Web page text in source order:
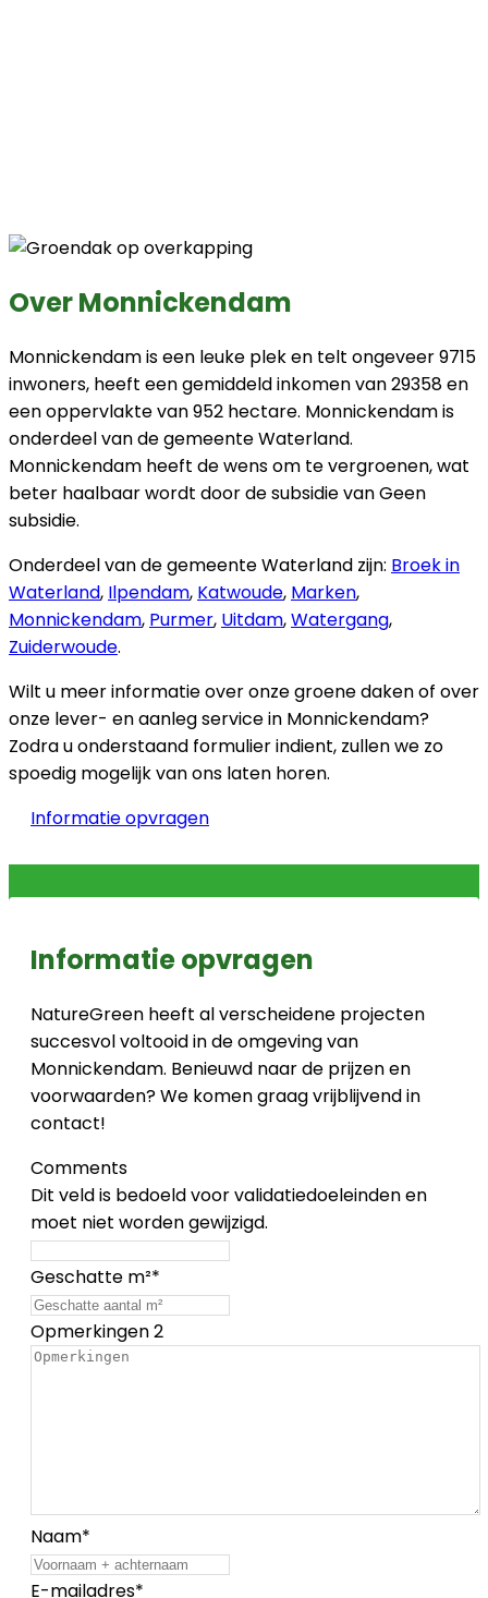
Over Monnickendam
Monnickendam is een leuke plek en telt ongeveer 9715
inwoners, heeft een gemiddeld inkomen van 29358 en
een oppervlakte van 952 hectare. Monnickendam is
onderdeel van de gemeente Waterland.
Monnickendam heeft de wens om te vergroenen, wat
beter haalbaar wordt door de subsidie van Geen
subsidie.
Onderdeel van de gemeente Waterland zijn: Broek in
Waterland, Ilpendam, Katwoude, Marken,
Monnickendam, Purmer, Uitdam,Watergang,
Zuiderwoude.
Wilt u meer informatie over onze groene daken of over
onze lever- en aanleg service in Monnickendam?
Zodra u onderstaand formulier indient, zullen we zo
spoedig mogelijk van ons laten horen.
Informatie opvragen
Informatie opvragen
NatureGreen heeft al verscheidene projecten
succesvol voltooid in de omgeving van
Monnickendam. Benieuwd naar de prijzen en
voorwaarden? We komen graag vrijblijvend in
contact!
Comments
Dit veld is bedoeld voor validatiedoeleinden en
moet niet worden gewijzigd.
Geschatte m²*
Opmerkingen 2
Naam*
E-mailadres*